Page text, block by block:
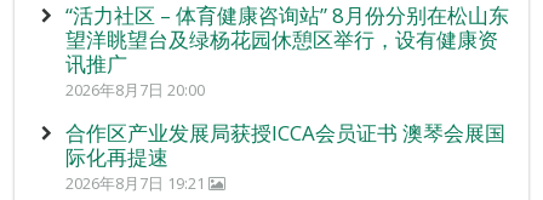
“活力社区 – 体育健康咨询站” 8月份分别在松山东
望洋眺望台及绿杨花园休憩区举行，设有健康资
讯推广
2026年8月7日 20:00
合作区产业发展局获授ICCA会员证书 澳琴会展国
际化再提速
2026年8月7日 19:21